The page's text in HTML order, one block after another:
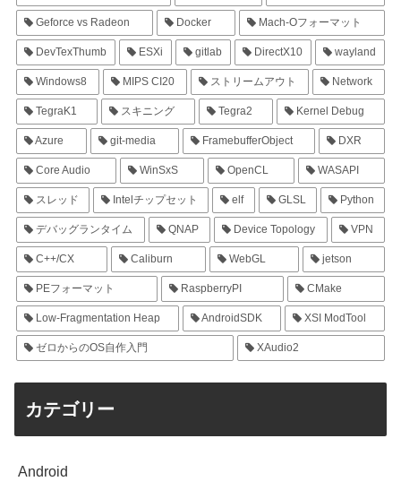
Geforce vs Radeon Docker Mach-Oフォーマット
DevTexThumb ESXi gitlab DirectX10 wayland
Windows8 MIPS CI20 ストリームアウト Network
TegraK1 スキニング Tegra2 Kernel Debug
Azure git-media FramebufferObject DXR
Core Audio WinSxS OpenCL WASAPI
スレッド Intelチップセット elf GLSL Python
デバッグランタイム QNAP Device Topology VPN
C++/CX Caliburn WebGL jetson
PEフォーマット RaspberryPI CMake
Low-Fragmentation Heap AndroidSDK XSI ModTool
ゼロからのOS自作入門 XAudio2
カテゴリー
Android